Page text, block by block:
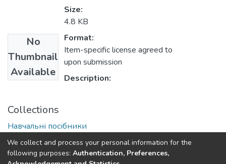
No
Thumbnail
Available
Size:
4.8 KB
Format:
Item-specific license agreed to
upon submission
Description:
Collections
Навчальні посібники
Навчально-методичні матеріали (КЛУБРТ)
We collect and process your personal information for the
following purposes: Authentication, Preferences,